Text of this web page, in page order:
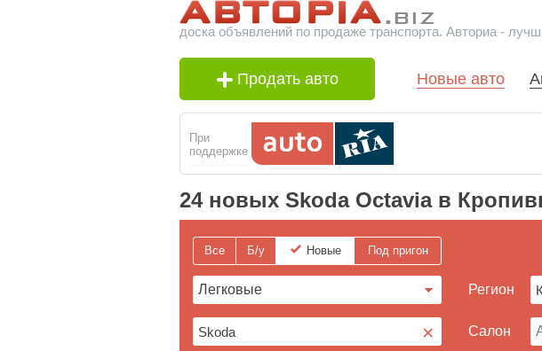
доска объявлений по продаже транспорта. Авториа -
Продать авто Новые авто
При
поддержке
24 новых Skoda Octavia в
Все Б/у Новые Под пригон
×
Регион
Cалон